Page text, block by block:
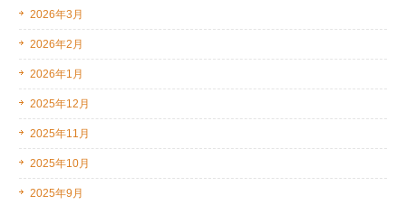
2026年3月
2026年2月
2026年1月
2025年12月
2025年11月
2025年10月
2025年9月